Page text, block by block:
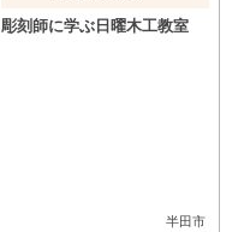
半田市
彫刻師に学ぶ日曜木工教室